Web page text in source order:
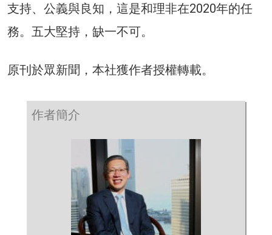
支持、公義與良知，這是和理非在2020年的任
務。五大堅持，缺一不可。
原刊於眾新聞，本社獲作者授權轉載。
作者簡介